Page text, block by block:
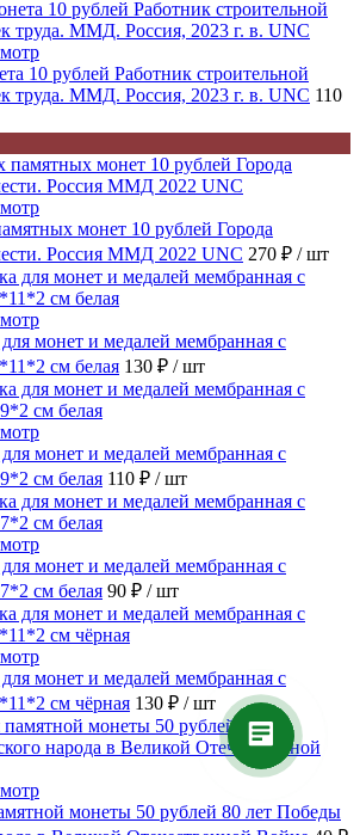
10 рублей Работник строительной
труда. ММД. Россия, 2023 г. в. UNC 110
монет 10 рублей Города
Россия ММД 2022 UNC 270 ₽ / шт
монет и медалей мембранная с
см белая 130 ₽ / шт
монет и медалей мембранная с
см белая 110 ₽ / шт
монет и медалей мембранная с
см белая 90 ₽ / шт
монет и медалей мембранная с
см чёрная 130 ₽ / шт
монеты 50 рублей 80 лет Победы